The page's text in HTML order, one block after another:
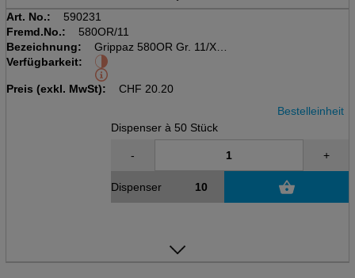
Art. No.:
590231
Fremd.No.:
580OR/11
Bezeichnung:
Grippaz 580OR Gr. 11/XXL
nitril, 0.15mm
orange, 24cm, Disp. 50 Stk
Verfügbarkeit:
Preis (exkl. MwSt): CHF 20.20
Bestelleinheit
Dispenser à 50 Stück
- +
Dispenser